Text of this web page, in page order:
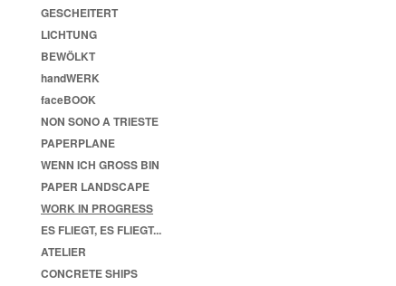
GESCHEITERT
LICHTUNG
BEWÖLKT
handWERK
faceBOOK
NON SONO A TRIESTE
PAPERPLANE
WENN ICH GROSS BIN
PAPER LANDSCAPE
WORK IN PROGRESS
ES FLIEGT, ES FLIEGT...
ATELIER
CONCRETE SHIPS